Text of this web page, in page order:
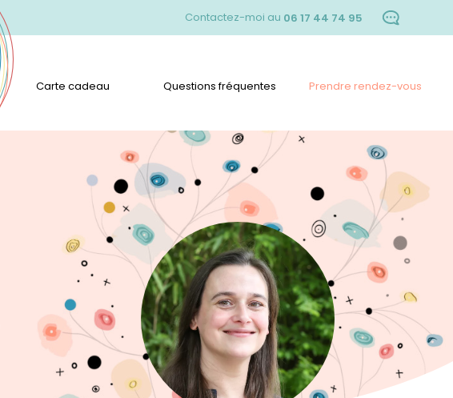
Carte cadeau Questions fréquentes Prendre rendez-vous
Contactez-moi au 06 17 44 74 95